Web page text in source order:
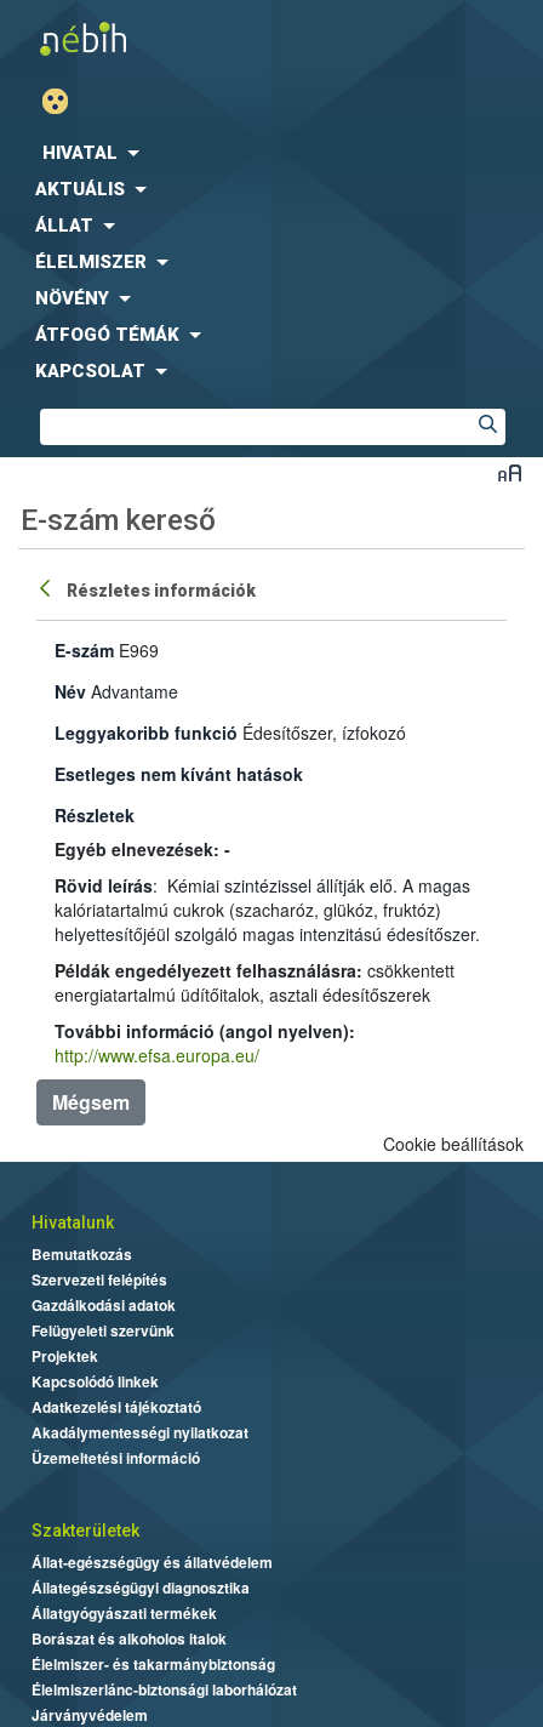
HIVATAL
AKTUÁLIS
ÁLLAT
ÉLELMISZER
NÖVÉNY
ÁTFOGÓ TÉMÁK
KAPCSOLAT
E-szám kereső
Részletes információk
E-szám E969
Név Advantame
Leggyakoribb funkció Édesítőszer, ízfokozó
Esetleges nem kívánt hatások
Részletek
Egyéb elnevezések: -
Rövid leírás: Kémiai szintézissel állítják elő. A magas
kalóriatartalmú cukrok (szacharóz, glükóz, fruktóz)
helyettesítőjéül szolgáló magas intenzitású édesítőszer.
Példák engedélyezett felhasználásra: csökkentett
energiatartalmú üdítőitalok, asztali édesítőszerek
További információ (angol nyelven):
http://www.efsa.europa.eu/
Mégsem
Cookie beállítások
Hivatalunk
Bemutatkozás
Szervezeti felépítés
Gazdálkodási adatok
Felügyeleti szervünk
Projektek
Kapcsolódó linkek
Adatkezelési tájékoztató
Akadálymentességi nyilatkozat
Üzemeltetési információ
Szakterületek
Állat-egészségügy és állatvédelem
Állategészségügyi diagnosztika
Állatgyógyászati termékek
Borászat és alkoholos italok
Élelmiszer- és takarmánybiztonság
Élelmiszerlánc-biztonsági laborhálózat
Járványvédelem